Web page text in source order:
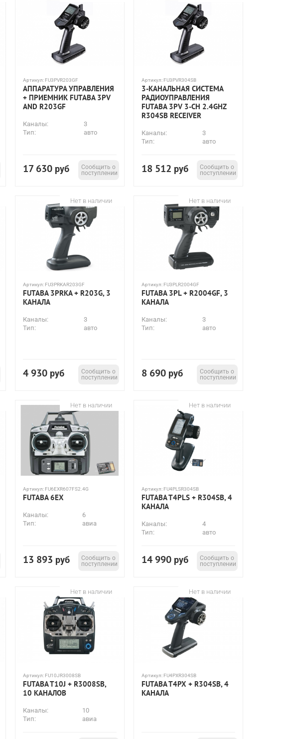
Артикул: FU3PVR203GF
АППАРАТУРА УПРАВЛЕНИЯ
+ ПРИЕМНИК FUTABA 3PV
AND R203GF
Каналы:
3
Тип:
авто
17 630 руб
Сообщить о
поступлении
Артикул: FU3PVR304SB
3-КАНАЛЬНАЯ СИСТЕМА
РАДИОУПРАВЛЕНИЯ
FUTABA 3PV 3-CH 2.4GHZ
R304SB RECEIVER
Каналы:
3
Тип:
авто
18 512 руб
Сообщить о
поступлении
Нет в наличии
Артикул: FU3PRKAR203GF
FUTABA 3PRKA + R203G, 3
КАНАЛА
Каналы:
3
Тип:
авто
4 930 руб
Сообщить о
поступлении
Нет в наличии
Артикул: FU3PLR2004GF
FUTABA 3PL + R2004GF, 3
КАНАЛА
Каналы:
3
Тип:
авто
8 690 руб
Сообщить о
поступлении
Нет в наличии
Артикул: FU6EXR607FS2.4G
FUTABA 6EX
Каналы:
6
Тип:
авиа
13 893 руб
Сообщить о
поступлении
Нет в наличии
Артикул: FU4PLSR304SB
FUTABA T4PLS + R304SB, 4
КАНАЛА
Каналы:
4
Тип:
авто
14 990 руб
Сообщить о
поступлении
Нет в наличии
Артикул: FU10JR3008SB
FUTABA T10J + R3008SB,
10 КАНАЛОВ
Каналы:
10
Тип:
авиа
Нет в наличии
Артикул: FU4PXR304SB
FUTABA T4PX + R304SB, 4
КАНАЛА